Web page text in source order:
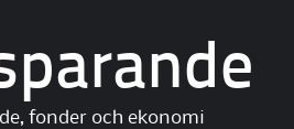
fonder och ekonomi